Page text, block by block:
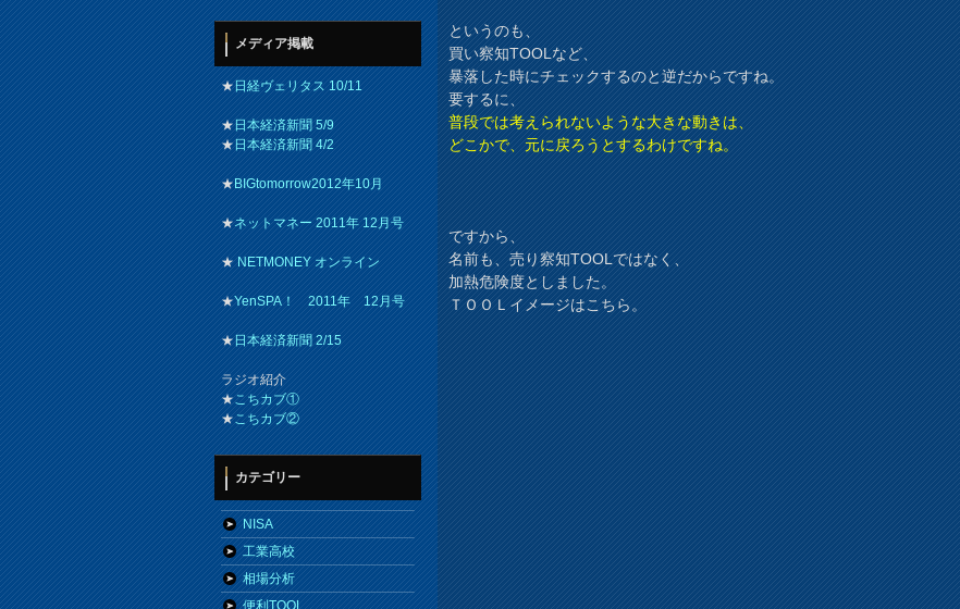
というのも、
買い察知TOOLなど、
暴落した時にチェックするのと逆だからですね。
要するに、
普段では考えられないような大きな動きは、
どこかで、元に戻ろうとするわけですね。
ですから、
名前も、売り察知TOOLではなく、
加熱危険度としました。
ＴＯＯＬイメージはこちら。
メディア掲載
★日経ヴェリタス 10/11
★日本経済新聞 5/9
★日本経済新聞 4/2
★BIGtomorrow2012年10月
★ネットマネー 2011年 12月号
★NETMONEY オンライン
★YenSPA！ 2011年 12月号
★日本経済新聞 2/15
ラジオ紹介
★こちカブ①
★こちカブ②
カテゴリー
NISA
工業高校
相場分析